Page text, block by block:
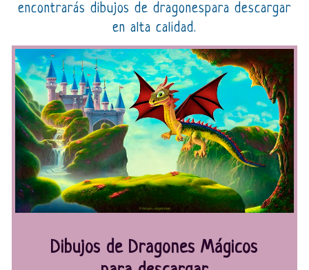
encontrarás dibujos de dragonespara descargar
en alta calidad.
Dibujos de Dragones Mágicos